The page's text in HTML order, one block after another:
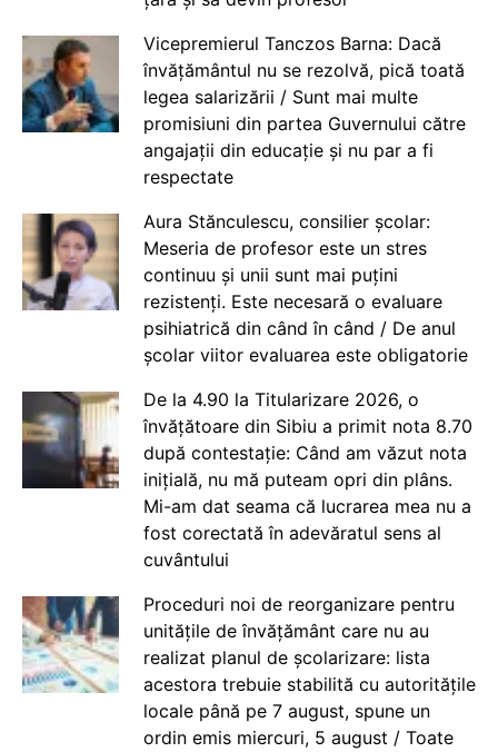
Vicepremierul Tanczos Barna: Dacă
învățământul nu se rezolvă, pică toată
legea salarizării / Sunt mai multe
promisiuni din partea Guvernului către
angajații din educație și nu par a fi
respectate
Aura Stănculescu, consilier școlar:
Meseria de profesor este un stres
continuu și unii sunt mai puțini
rezistenți. Este necesară o evaluare
psihiatrică din când în când / De anul
școlar viitor evaluarea este obligatorie
De la 4.90 la Titularizare 2026, o
învățătoare din Sibiu a primit nota 8.70
după contestație: Când am văzut nota
inițială, nu mă puteam opri din plâns.
Mi-am dat seama că lucrarea mea nu a
fost corectată în adevăratul sens al
cuvântului
Proceduri noi de reorganizare pentru
unitățile de învățământ care nu au
realizat planul de școlarizare: lista
acestora trebuie stabilită cu autoritățile
locale până pe 7 august, spune un
ordin emis miercuri, 5 august / Toate